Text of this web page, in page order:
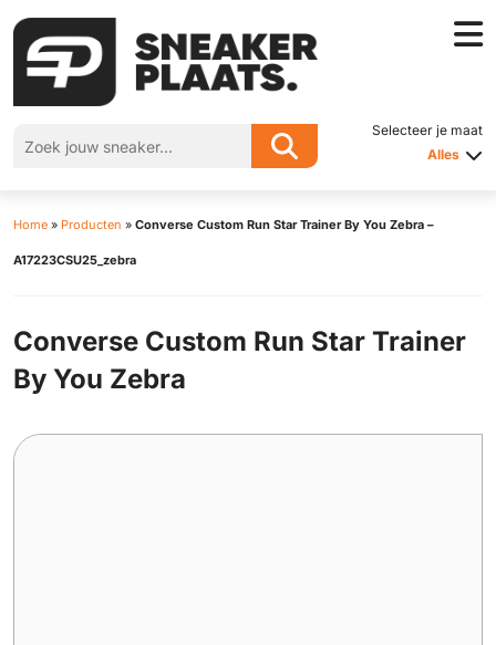
Selecteer je maat
Alles
Home » Producten » Converse Custom Run Star Trainer By You Zebra –
A17223CSU25_zebra
Converse Custom Run Star Trainer
By You Zebra